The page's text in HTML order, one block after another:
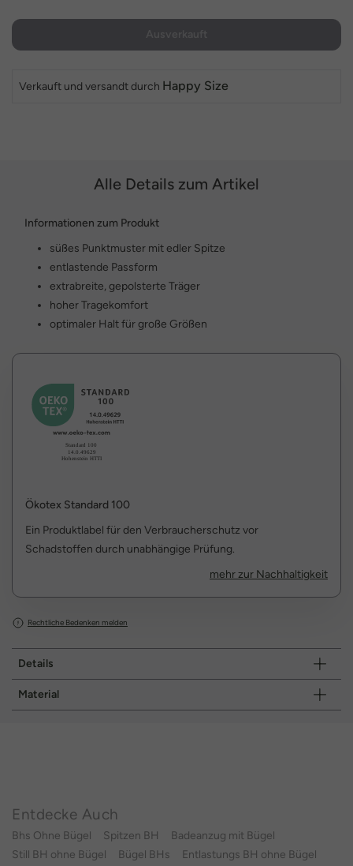
Verkauft und versandt durch Happy Size
Alle Details zum Artikel
Informationen zum Produkt
süßes Punktmuster mit edler Spitze
entlastende Passform
extrabreite, gepolsterte Träger
hoher Tragekomfort
optimaler Halt für große Größen
Ökotex Standard 100
Ein Produktlabel für den Verbraucherschutz vor
Schadstoffen durch unabhängige Prüfung.
mehr zur Nachhaltigkeit
Rechtliche Bedenken melden
Details
Material
Entdecke Auch
Bhs Ohne Bügel Spitzen BH
Badeanzug mit Bügel
Still BH ohne Bügel
Bügel BHs
Entlastungs BH ohne Bügel